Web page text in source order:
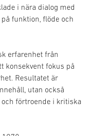
i nära dialog med
funktion, flöde och
erfarenhet från
konsekvent fokus på
Resultatet är
utan också
förtroende i kritiska